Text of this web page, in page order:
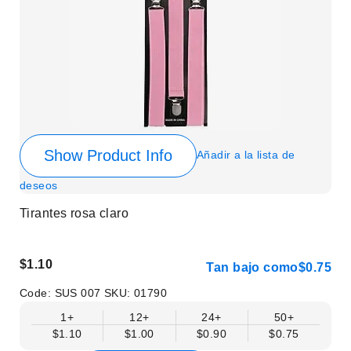
Show Product Info Añadir a la lista de
deseos
Tirantes rosa claro
$1.10 Tan bajo como$0.75
Code: SUS 007 SKU:01790
1+
$1.10
12+
$1.00
24+
$0.90
50+
$0.75